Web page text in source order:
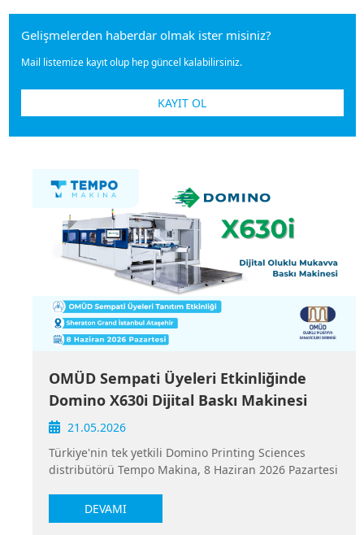
Gelişmelerden haberdar olmak ister misiniz?
Mail listemize kayıt olup hep güncel kalabilirsiniz.
KAYIT OL
OMÜD Sempati Üyeleri Etkinliğinde
Domino X630i Dijital Baskı Makinesi
Tanıtımı
21.05.2026
Türkiye'nin tek yetkili Domino Printing Sciences
distribütörü Tempo Makina, 8 Haziran 2026 Pazartesi
Sempati Üyeleri Tanıtım Etkinliği'nde sektör
profesyonelleriyle bir araya gelecek. Sheraton Grand
DEVAMI